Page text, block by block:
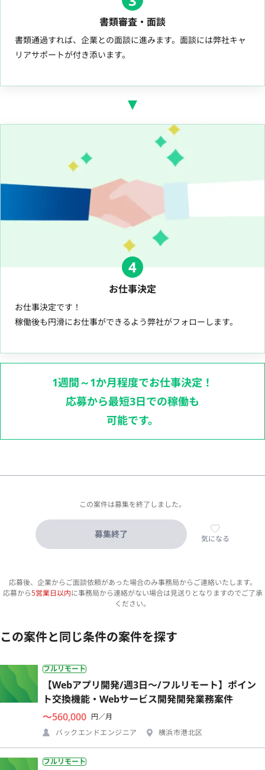
書類審査・面談
書類通過すれば、企業との面談に進みます。面談には弊社キャ
リアサポートが付き添います。
4
お仕事決定
お仕事決定です！
稼働後も円滑にお仕事ができるよう弊社がフォローします。
1週間～1か月程度でお仕事決定！
応募から最短3日での稼働も
可能です。
この案件は募集を終了しました。
募集終了 気になる
応募後、企業からご面談依頼があった場合のみ事務局からご連絡いたします。
応募から5営業日以内に事務局から連絡がない場合は見送りとなりますのでご了承
ください。
この案件と同じ条件の案件を探す
フルリモート
【Webアプリ開発/週3日〜/フルリモート】ポイン
ト交換機能・Webサービス開発開発業務案件
〜560,000 円／月
バックエンドエンジニア
横浜市港北区
フルリモート